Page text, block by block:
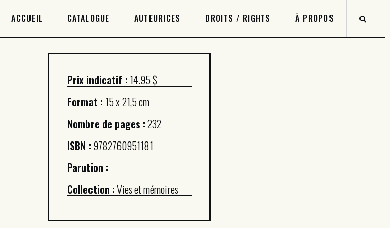
ACCUEIL CATALOGUE AUTEURICES DROITS / RIGHTS À PROPOS
Prix indicatif : 14.95 $
Format : 15 x 21,5 cm
Nombre de pages :232
ISBN : 9782760951181
Parution :
Collection :Vies et mémoires